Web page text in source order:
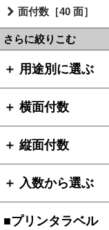
面付数［40 面］
さらに絞りこむ
＋ 用途別に選ぶ
＋ 横面付数
＋ 縦面付数
＋ 入数から選ぶ
■プリンタラベル